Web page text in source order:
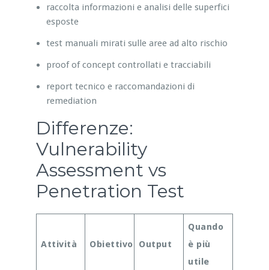
raccolta informazioni e analisi delle superfici
esposte
test manuali mirati sulle aree ad alto rischio
proof of concept controllati e tracciabili
report tecnico e raccomandazioni di
remediation
Differenze:
Vulnerability
Assessment vs
Penetration Test
Attività Obiettivo Output
Quando
è più
utile